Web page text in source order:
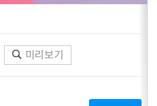
미리보기